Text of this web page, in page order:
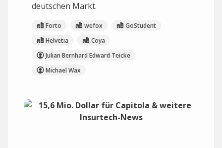
deutschen Markt.
Forto wefox
GoStudent
Helvetia
Coya
Julian Bernhard Edward Teicke
Michael Wax